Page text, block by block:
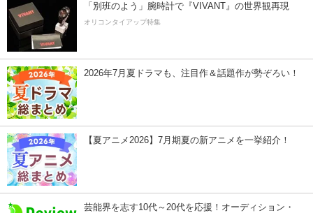
「別班のよう」腕時計で『VIVANT』の世界観再現
オリコンタイアップ特集
2026年7月夏ドラマも、注目作＆話題作が勢ぞろい！
【夏アニメ2026】7月期夏の新アニメを一挙紹介！
芸能界を志す10代～20代を応援！オーディション・